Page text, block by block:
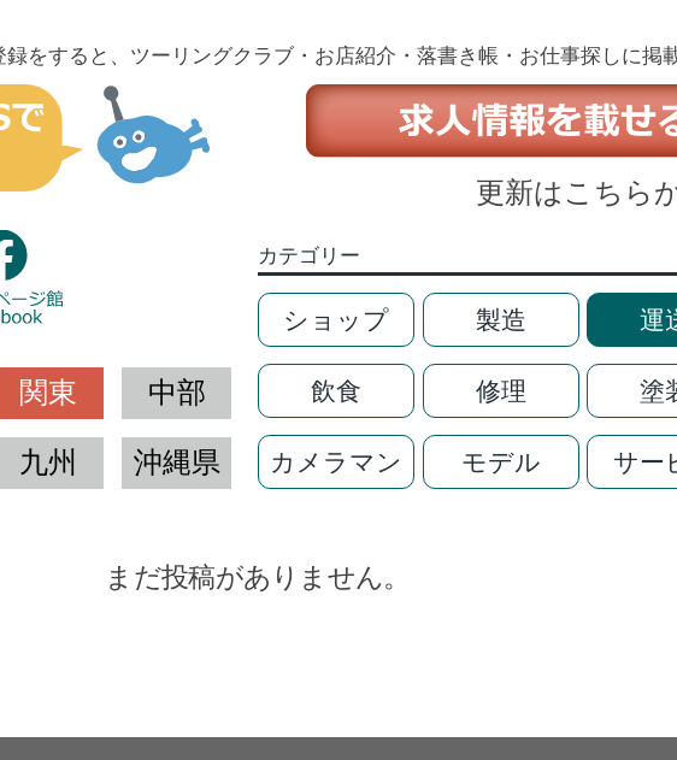
録をすると、ツーリングクラブ・お店紹介・落書き帳・お仕事探しに掲
更新はこちら
関東
中部
九州 沖縄県
カテゴリー
ショップ 製造 運
飲食 修理 塗
カメラマン モデル サー
まだ投稿がありません。